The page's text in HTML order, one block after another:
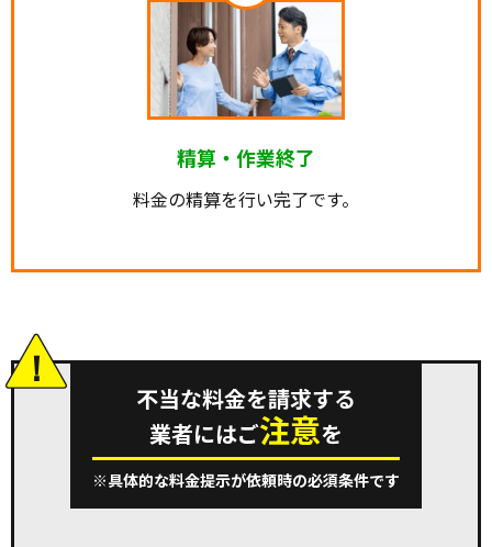
精算・作業終了
料金の精算を行い完了です。
不当な料金を請求する
業者にはご注意を
※具体的な料金提示が依頼時の必須条件です